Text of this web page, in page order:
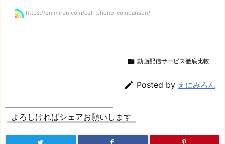
https://enimiron.com/cell-phone-comparison/
 動画配信サービス徹底比較
 Posted by えにみろん
よろしければシェアお願いします